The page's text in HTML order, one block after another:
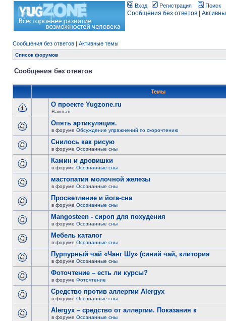
Вход Регистрация Поиск
Сообщения без ответов
Сообщения без ответов | Активные темы
Список форумов
Сообщения без ответов
Темы
О проекте Yugzone.ru
Важная
Опять артикуляция.
в форуме Обсуждение упражнений по скорочтению
Снилось как рисую
в форуме Осознанные сны
Камин и дровишки
в форуме Осознанные сны
мастопатия молочной железы
в форуме Осознанные сны
Просветление и йога-сна
в форуме Осознанные сны
Mangosteen - сироп для похудения
в форуме Осознанные сны
Мебель каталог
в форуме Осознанные сны
Пурпурный чай «Чанг Шу» (синий чай, клитория
в форуме Осознанные сны
Фоточтение – есть ли курсы?
в форуме Фоточтение
Cредство против аллергии Alergyx
в форуме Осознанные сны
Alergyx – средство от аллергии. Показания к
в форуме Осознанные сны